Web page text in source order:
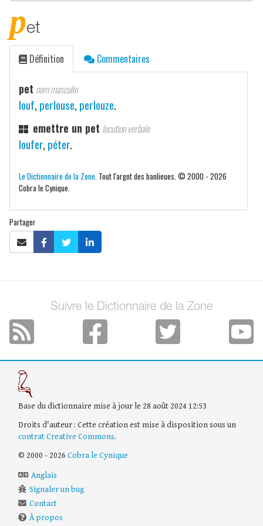
pet
Définition Commentaires
pet nom masculin
louf, perlouse, perlouze.
emettre un pet locution verbale
loufer, péter.
Le Dictionnaire de la Zone . Tout l'argot des banlieues. © 2000 - 2026
Cobra le Cynique.
Partager
Suivre le Dictionnaire de la Zone
Base du dictionnaire mise à jour le 28 août 2024 12:53
Droits d'auteur : Cette création est mise à disposition sous un
contrat Creative Commons.
© 2000 - 2026 Cobra le Cynique
Anglais
Signaler un bug
Contact
À propos